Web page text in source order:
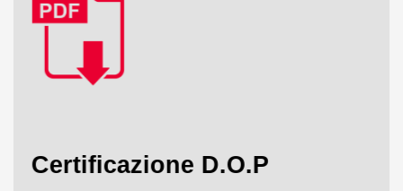
Certificazione D.O.P